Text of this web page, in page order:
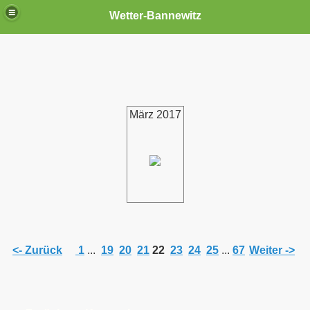
Wetter-Bannewitz
März 2017
<- Zurück 1 ... 19 20 21 22 23 24 25 ... 67 Weiter ->